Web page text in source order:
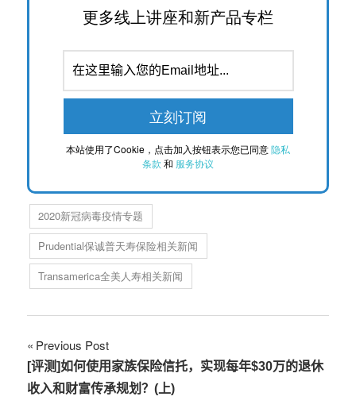
更多线上讲座和新产品专栏
本站使用了Cookie，点击加入按钮表示您已同意隐私
条款 和 服务协议
2020新冠病毒疫情专题
Prudential保诚普天寿保险相关新闻
Transamerica全美人寿相关新闻
文
章
Previous Post
[评测]如何使用家族保险信托，实现每年$30万的退休
收入和财富传承规划？(上)